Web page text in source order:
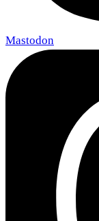
Mastodon